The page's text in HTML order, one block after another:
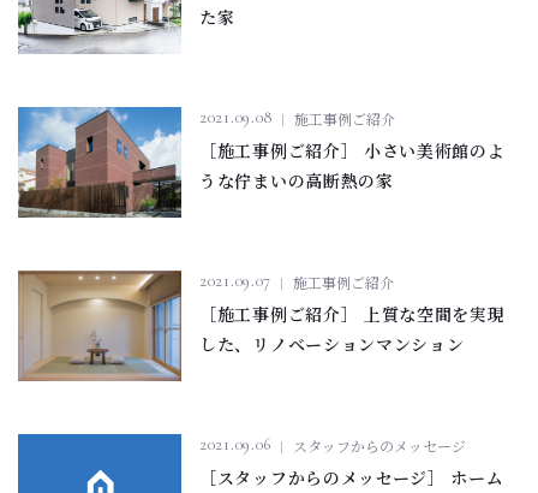
た家
2021.09.08 施工事例ご紹介
［施工事例ご紹介］ 小さい美術館のよ
うな佇まいの高断熱の家
2021.09.07 施工事例ご紹介
［施工事例ご紹介］ 上質な空間を実現
した、リノベーションマンション
2021.09.06 スタッフからのメッセージ
［スタッフからのメッセージ］ ホーム